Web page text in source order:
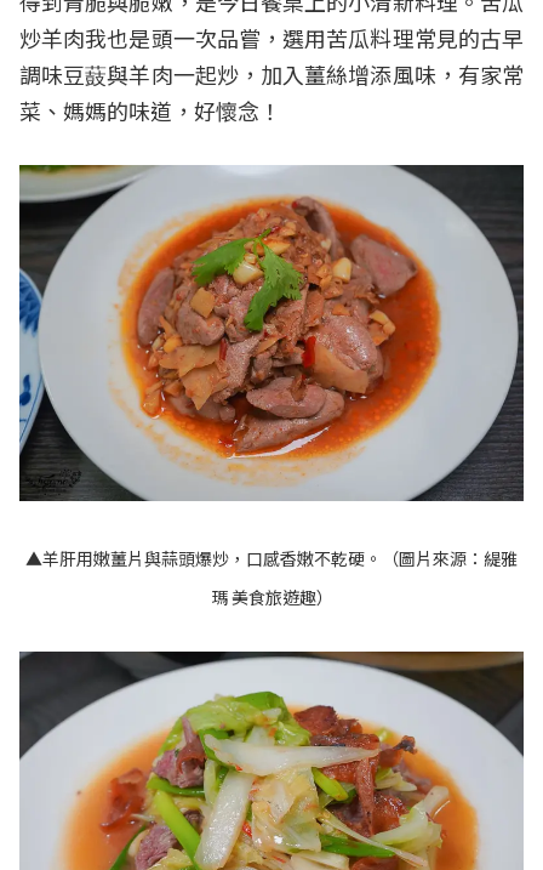
炒羊肉我也是頭一次品嘗，選用苦瓜料理常見的古早
調味豆薣與羊肉一起炒，加入薑絲增添風味，有家常
菜、媽媽的味道，好懷念！
▲羊肝用嫩薑片與蒜頭爆炒，口感香嫩不乾硬。（圖片來源： 緹雅
瑪 美食旅遊趣）